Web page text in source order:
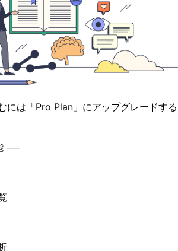
には「Pro Plan」にアップグレードする
──